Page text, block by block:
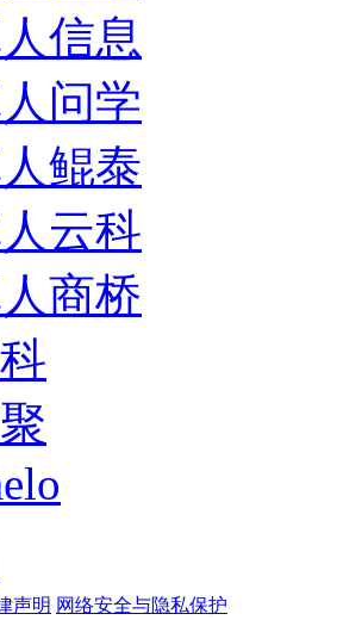
信息
问学
鲲泰
云科
商桥
声明 网络安全与隐私保护